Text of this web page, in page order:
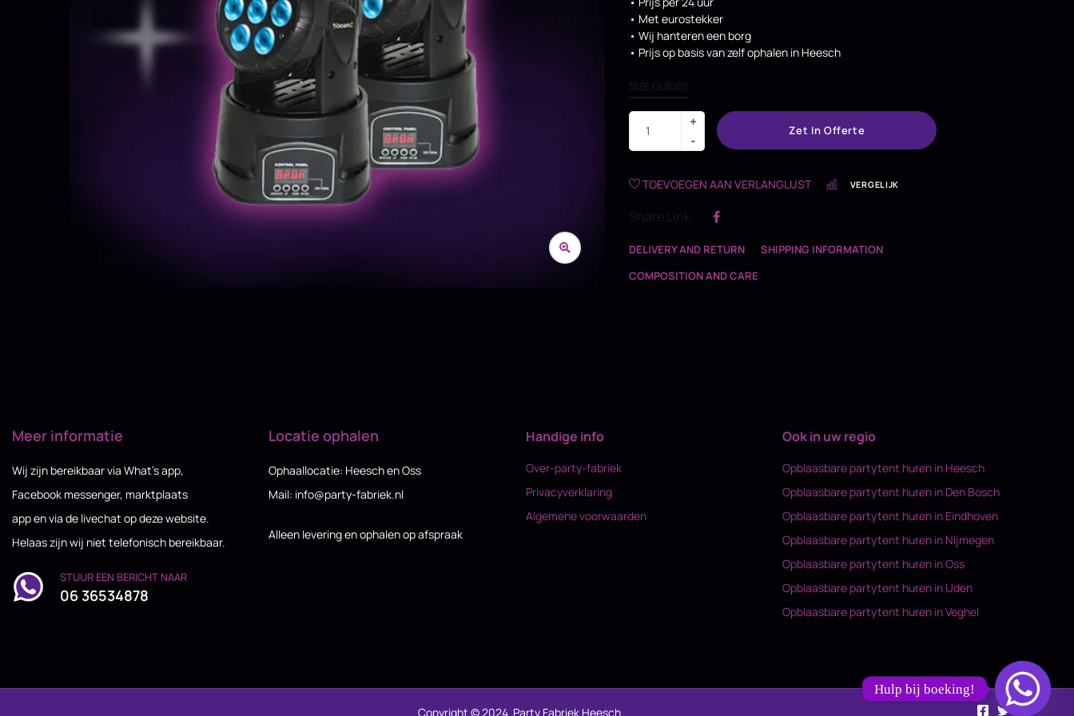
• Met eurostekker
• Wij hanteren een borg
• Prijs op basis van zelf ophalen in Heesch
SIZE GUIDES
Zet In Offerte
TOEVOEGEN AAN VERLANGLIJST VERGELIJK
Share Link:
DELIVERY AND RETURN
SHIPPING INFORMATION
COMPOSITION AND CARE
Meer informatie
Wij zijn bereikbaar via What’s app,
Facebook messenger, marktplaats
app en via de livechat op deze website.
Helaas zijn wij niet telefonisch bereikbaar.
STUUR EEN BERICHT NAAR
06 36534878
Locatie ophalen
Ophaallocatie: Heesch en Oss
Mail: info@party-fabriek.nl
Alleen levering en ophalen op afspraak
Handige info
Over-party-fabriek
Privacyverklaring
Algemene voorwaarden
Ook in uw regio
Opblaasbare partytent huren in Heesch
Opblaasbare partytent huren in Den Bosch
Opblaasbare partytent huren in Eindhoven
Opblaasbare partytent huren in Nijmegen
Opblaasbare partytent huren in Oss
Opblaasbare partytent huren in Uden
Opblaasbare partytent huren in Veghel
Copyright © 2024 Party Fabriek Heesch
Hulp bij boeking!